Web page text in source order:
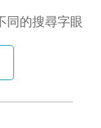
同的搜尋字眼